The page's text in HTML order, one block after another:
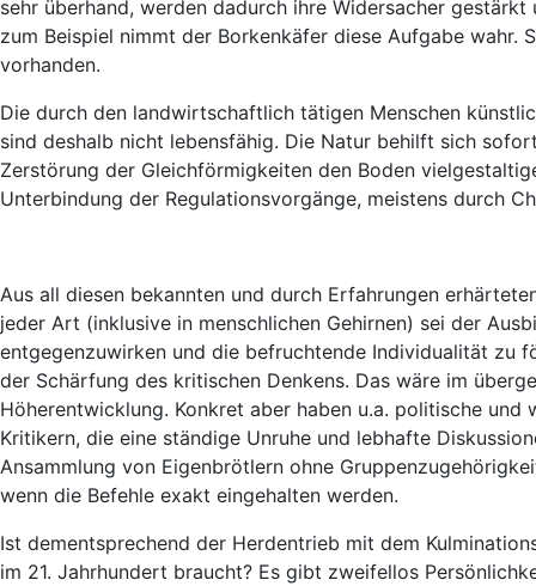
sehr überhand, werden dadurch ihre Widersacher
zum Beispiel nimmt der Borkenkäfer diese Aufgabe wahr.
vorhanden.
Die durch den landwirtschaftlich tätigen Menschen
sind deshalb nicht lebensfähig. Die Natur behilft sich
Zerstörung der Gleichförmigkeiten den Boden
Unterbindung der Regulationsvorgänge, meistens durch
Aus all diesen bekannten und durch Erfahrungen
jeder Art (inklusive in menschlichen Gehirnen) sei der
entgegenzuwirken und die befruchtende Individualität zu
der Schärfung des kritischen Denkens. Das wäre im
Höherentwicklung. Konkret aber haben u.a. politische
Kritikern, die eine ständige Unruhe und lebhafte
Ansammlung von Eigenbrötlern ohne
wenn die Befehle exakt eingehalten werden.
Ist dementsprechend der Herdentrieb mit dem
im 21. Jahrhundert braucht? Es gibt zweifellos